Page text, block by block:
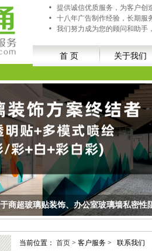
提供诚信优质服务，为客户创
十八年广告制作经验，长期服
我们努力成为您的顾问和助手
首 页 关于我们
商超玻璃贴装饰、办公室玻璃墙私密性
当前位置： 首页> 客户服务 > 联系我们